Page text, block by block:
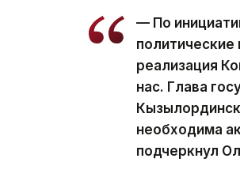
— По
реализация
нас. Глава
необходима
подчеркнул